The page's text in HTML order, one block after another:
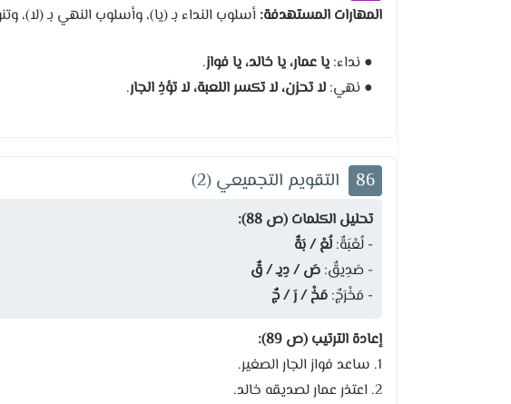
المهارات المستهدفة: أسلوب النداء بـ (يا)، وأسلوب النهي بـ (لا)،
● نداء: يا عمار، يا خالد، يا فواز.
● نهي: لا تحزن، لا تكسر اللعبة، لا تؤذِ الجار.
86 التقويم التجميعي (2)
تحليل الكلمات (ص 88):
- لُعْبَةٌ: لُعْ / بَةٌ
- صَدِيقٌ: صَ / دِيـ / قٌ
- مَخْرَجٌ: مَخْ / رَ / جٌ
إعادة الترتيب (ص 89):
1. ساعد فواز الجار الصغير.
2. اعتذر عمار لصديقه خالد.